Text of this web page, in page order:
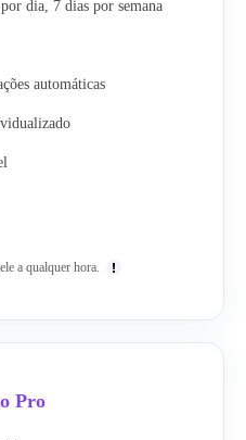
dia, 7 dias por semana
automáticas
a qualquer hora.
Pro